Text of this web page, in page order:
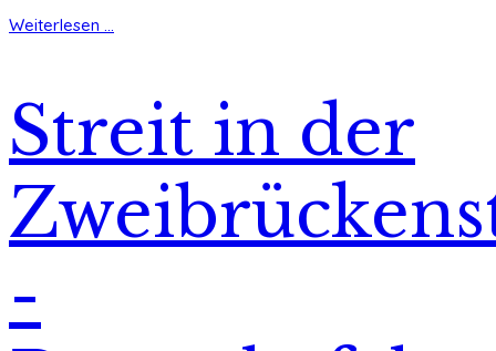
Weiterlesen ...
Streit in der
-